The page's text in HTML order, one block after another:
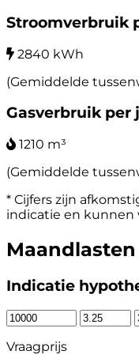
Stroomverbruik
2840 kWh
(Gemiddelde
Gasverbruik per
1210 m³
(Gemiddelde
* Cijfers zijn
indicatie en kunnen
Indicatie
Vraagprijs